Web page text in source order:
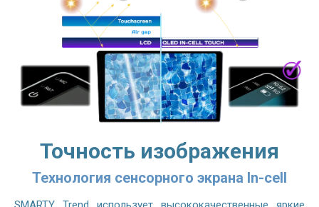
Точность изображения
Технология сенсорного экрана In-cell